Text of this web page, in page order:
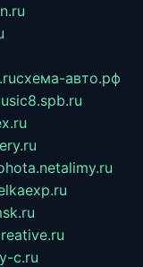
схема-авто.рф
alimy.ru
c.ru